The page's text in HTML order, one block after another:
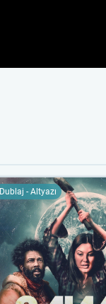
Dublaj - Altyazı